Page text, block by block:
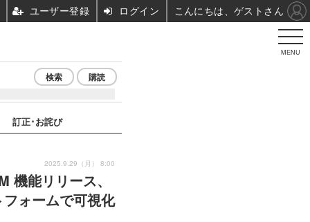
MENU
検索 購読
訂正･お詫び
能リリース、
ォームで可視化
2025.9.29（月） 8:00
ユーザー登録 ログイン こんにちは、ゲストさん